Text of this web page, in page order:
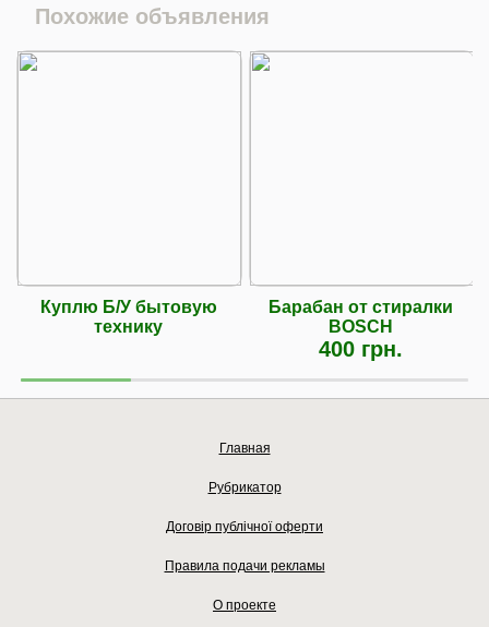
Похожие объявления
Куплю Б/У бытовую
технику
Барабан от стиралки
BOSCH
400 грн.
Главная
Рубрикатор
Договір публічної оферти
Правила подачи рекламы
О проекте